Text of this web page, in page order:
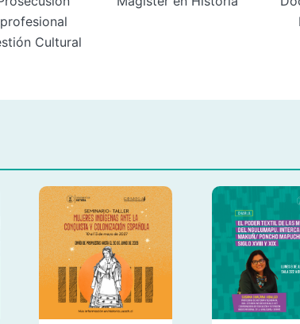
profesional
Cultural